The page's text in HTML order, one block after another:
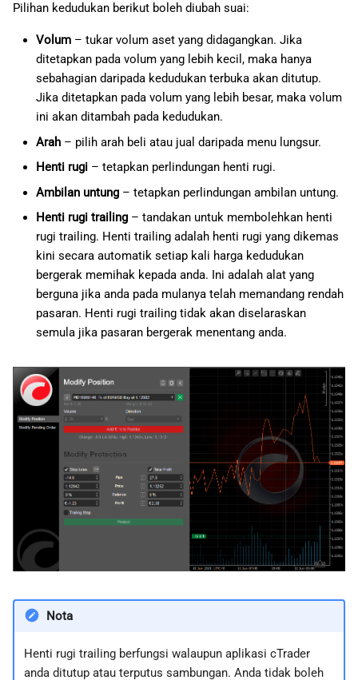
Pilihan kedudukan berikut boleh diubah suai:
Volum– tukar volum aset yang didagangkan. Jika
ditetapkan pada volum yang lebih kecil, maka hanya
sebahagian daripada kedudukan terbuka akan ditutup.
Jika ditetapkan pada volum yang lebih besar, maka volum
ini akan ditambah pada kedudukan.
Arah– pilih arah beli atau jual daripada menu lungsur.
Henti rugi– tetapkan perlindungan henti rugi.
Ambilan untung– tetapkan perlindungan ambilan untung.
Henti rugi trailing– tandakan untuk membolehkan henti
rugi trailing. Henti trailing adalah henti rugi yang dikemas
kini secara automatik setiap kali harga kedudukan
bergerak memihak kepada anda. Ini adalah alat yang
berguna jika anda pada mulanya telah memandang rendah
pasaran. Henti rugi trailing tidak akan diselaraskan
semula jika pasaran bergerak menentang anda.
Nota
Henti rugi trailing berfungsi walaupun aplikasi cTrader
anda ditutup atau terputus sambungan. Anda tidak boleh